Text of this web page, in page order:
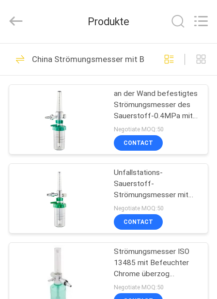
HAUS
PRODUKTE
FABRIK-
AUSFLUG
QUALITÄTSKONTROLLE
TRETEN
Reserved.
Medizinische Gas-
Ausgänge
30
Medizinische Gas-
Adapter
25
Medizinische Gas-
Produkte
China Strömungsmesser mit Befeuchter
an der Wand befestigtes
Strömungsmesser des
Sauerstoff-0.4MPa mit
Befeuchter-Flasche
Negotiate MOQ:50
CONTACT
Unfallstations-
Sauerstoff-
Strömungsmesser mit
Befeuchter
Negotiate MOQ:50
CONTACT
Strömungsmesser ISO
13485 mit Befeuchter
Chrome überzog
Messingkörper
Negotiate MOQ:50